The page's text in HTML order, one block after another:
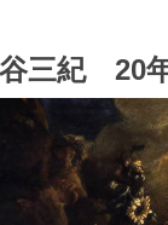
三紀 20